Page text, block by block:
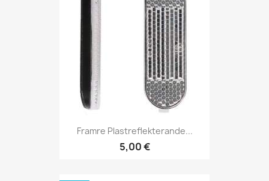
Framre Plastreflekterande...
5,00 €